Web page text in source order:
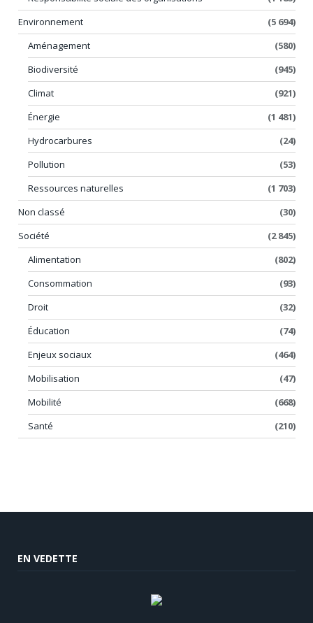
Environnement
(5 694)
Aménagement
(580)
Biodiversité
(945)
Climat
(921)
Énergie
(1 481)
Hydrocarbures
(24)
Pollution
(53)
Ressources naturelles
(1 703)
Non classé
(30)
Société
(2 845)
Alimentation
(802)
Consommation
(93)
Droit
(32)
Éducation
(74)
Enjeux sociaux
(464)
Mobilisation
(47)
Mobilité
(668)
Santé
(210)
EN VEDETTE